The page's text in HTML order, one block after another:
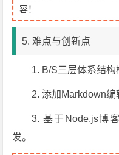
容！
5. 难点与创新点
1. B/S三层体系结构
2. 添加Markdown编
3. 基于Node.js博
发。